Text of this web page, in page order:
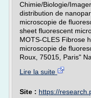
Chimie/Biologie/
distribution de
microscopie de
sheet fluorescent
MOTS-CLES Fibrose
microscopie de
Roux, 75015, Paris"
Lire la suite
Site : https://